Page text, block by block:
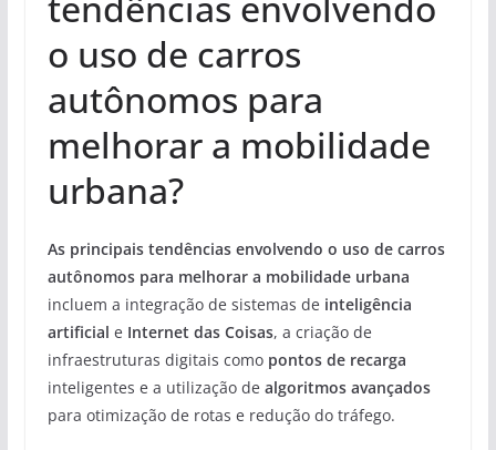
o uso de carros
autônomos para
melhorar a mobilidade
urbana?
As principais tendências envolvendo o uso de carros
autônomos para melhorar a mobilidade urbana
incluem a integração de sistemas de inteligência
artificial e Internet das Coisas, a criação de
infraestruturas digitais como pontos de recarga
inteligentes e a utilização de algoritmos avançados
para otimização de rotas e redução do tráfego.